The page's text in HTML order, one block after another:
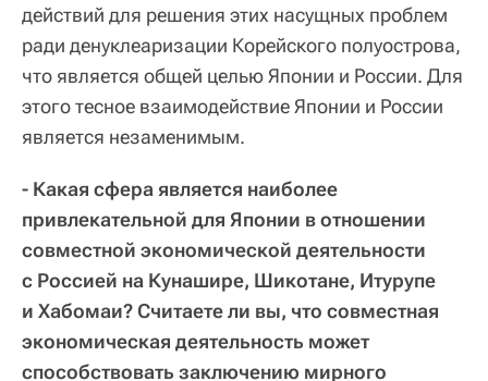
действий для решения этих насущных проблем
ради денуклеаризации Корейского полуострова,
что является общей целью Японии и России. Для
этого тесное взаимодействие Японии и России
является незаменимым.
- Какая сфера является наиболее
привлекательной для Японии в отношении
совместной экономической деятельности
с Россией на Кунашире, Шикотане, Итурупе
и Хабомаи? Считаете ли вы, что совместная
экономическая деятельность может
способствовать заключению мирного